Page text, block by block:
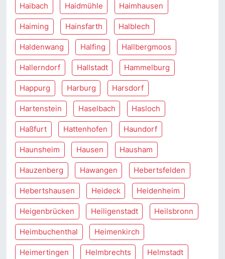
Haibach Haidmühle Haimhausen
Haiming Hainsfarth Halblech
Haldenwang Halfing Hallbergmoos
Hallerndorf Hallstadt Hammelburg
Happurg Harburg Harsdorf
Hartenstein Haselbach Hasloch
Haßfurt Hattenhofen Haundorf
Haunsheim Hausen Hausham
Hauzenberg Hawangen Hebertsfelden
Hebertshausen Heideck Heidenheim
Heigenbrücken Heiligenstadt Heilsbronn
Heimbuchenthal Heimenkirch
Heimertingen Helmbrechts Helmstadt